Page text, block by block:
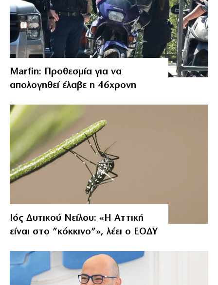
Marfin: Προθεσμία για να
απολογηθεί έλαβε η 46χρονη
Ιός Δυτικού Νείλου: «Η Αττική
είναι στο ”κόκκινο”», λέει ο ΕΟΔΥ